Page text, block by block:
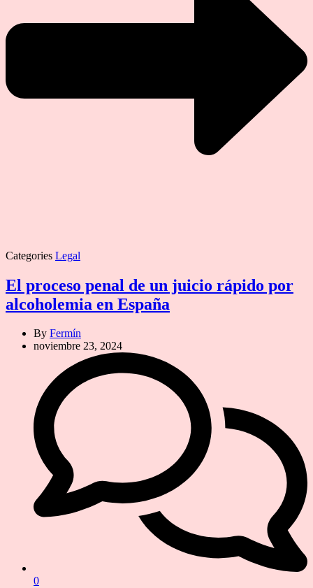
Categories Legal
El proceso penal de un juicio rápido por
alcoholemia en España
By Fermín
noviembre 23, 2024
0